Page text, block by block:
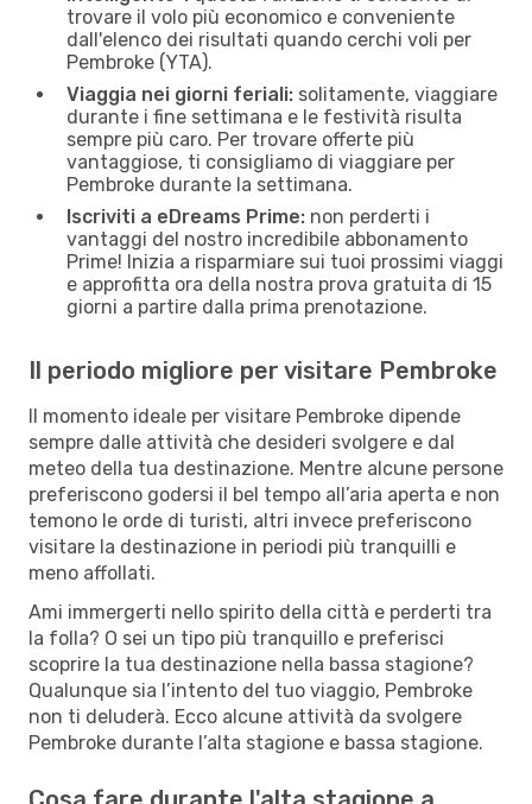
trovare il volo più economico e conveniente
dall'elenco dei risultati quando cerchi voli per
Pembroke (YTA).
Viaggia nei giorni feriali: solitamente, viaggiare
durante i fine settimana e le festività risulta
sempre più caro. Per trovare offerte più
vantaggiose, ti consigliamo di viaggiare per
Pembroke durante la settimana.
Iscriviti a eDreams Prime: non perderti i
vantaggi del nostro incredibile abbonamento
Prime! Inizia a risparmiare sui tuoi prossimi viaggi
e approfitta ora della nostra prova gratuita di 15
giorni a partire dalla prima prenotazione.
Il periodo migliore per visitare Pembroke
Il momento ideale per visitare Pembroke dipende
sempre dalle attività che desideri svolgere e dal
meteo della tua destinazione. Mentre alcune persone
preferiscono godersi il bel tempo all’aria aperta e non
temono le orde di turisti, altri invece preferiscono
visitare la destinazione in periodi più tranquilli e
meno affollati.
Ami immergerti nello spirito della città e perderti tra
la folla? O sei un tipo più tranquillo e preferisci
scoprire la tua destinazione nella bassa stagione?
Qualunque sia l’intento del tuo viaggio, Pembroke
non ti deluderà. Ecco alcune attività da svolgere
Pembroke durante l’alta stagione e bassa stagione.